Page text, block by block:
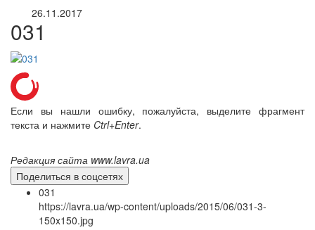
26.11.2017
031
Если вы нашли ошибку, пожалуйста, выделите фрагмент
текста и нажмите Ctrl+Enter.
Редакция сайта www.lavra.ua
Поделиться в соцсетях
031
https://lavra.ua/wp-content/uploads/2015/06/031-3-
150x150.jpg